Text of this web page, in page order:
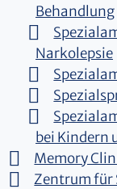
Behandlung
Narkolepsie
bei Kindern
Memory
Zentrum für